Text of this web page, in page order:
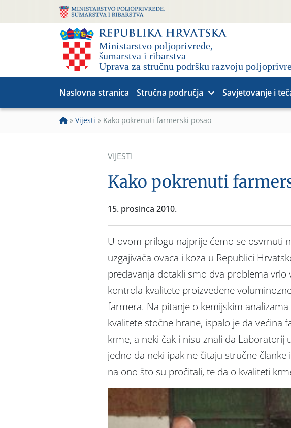
Naslovna stranica Stručna područja Savjetovanje i
» Vijesti » Kako pokrenuti farmerski posao
VIJESTI
Kako pokrenuti
15. prosinca 2010.
U ovom prilogu najprije ćemo se osvrnuti
uzgajivača ovaca i koza u Republici
predavanja dotakli smo dva problema vrlo
kontrola kvalitete proizvedene
farmera. Na pitanje o kemijskim
kvalitete stočne hrane, ispalo je da većina
krme, a neki čak i nisu znali da Laboratorij
jedno da neki ipak ne čitaju stručne
na ono što su pročitali, te da o kvaliteti